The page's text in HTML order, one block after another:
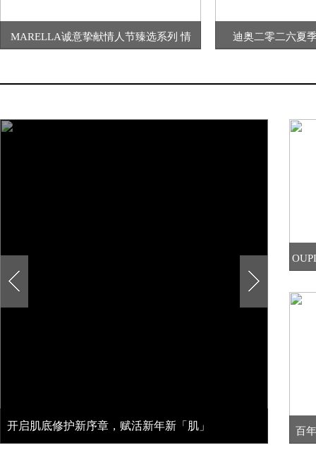
MARELLA诚意挚献情人节臻选系列 情 迪奥二零二六夏
开启肌底修护新序章，赋活新年新「肌」 百